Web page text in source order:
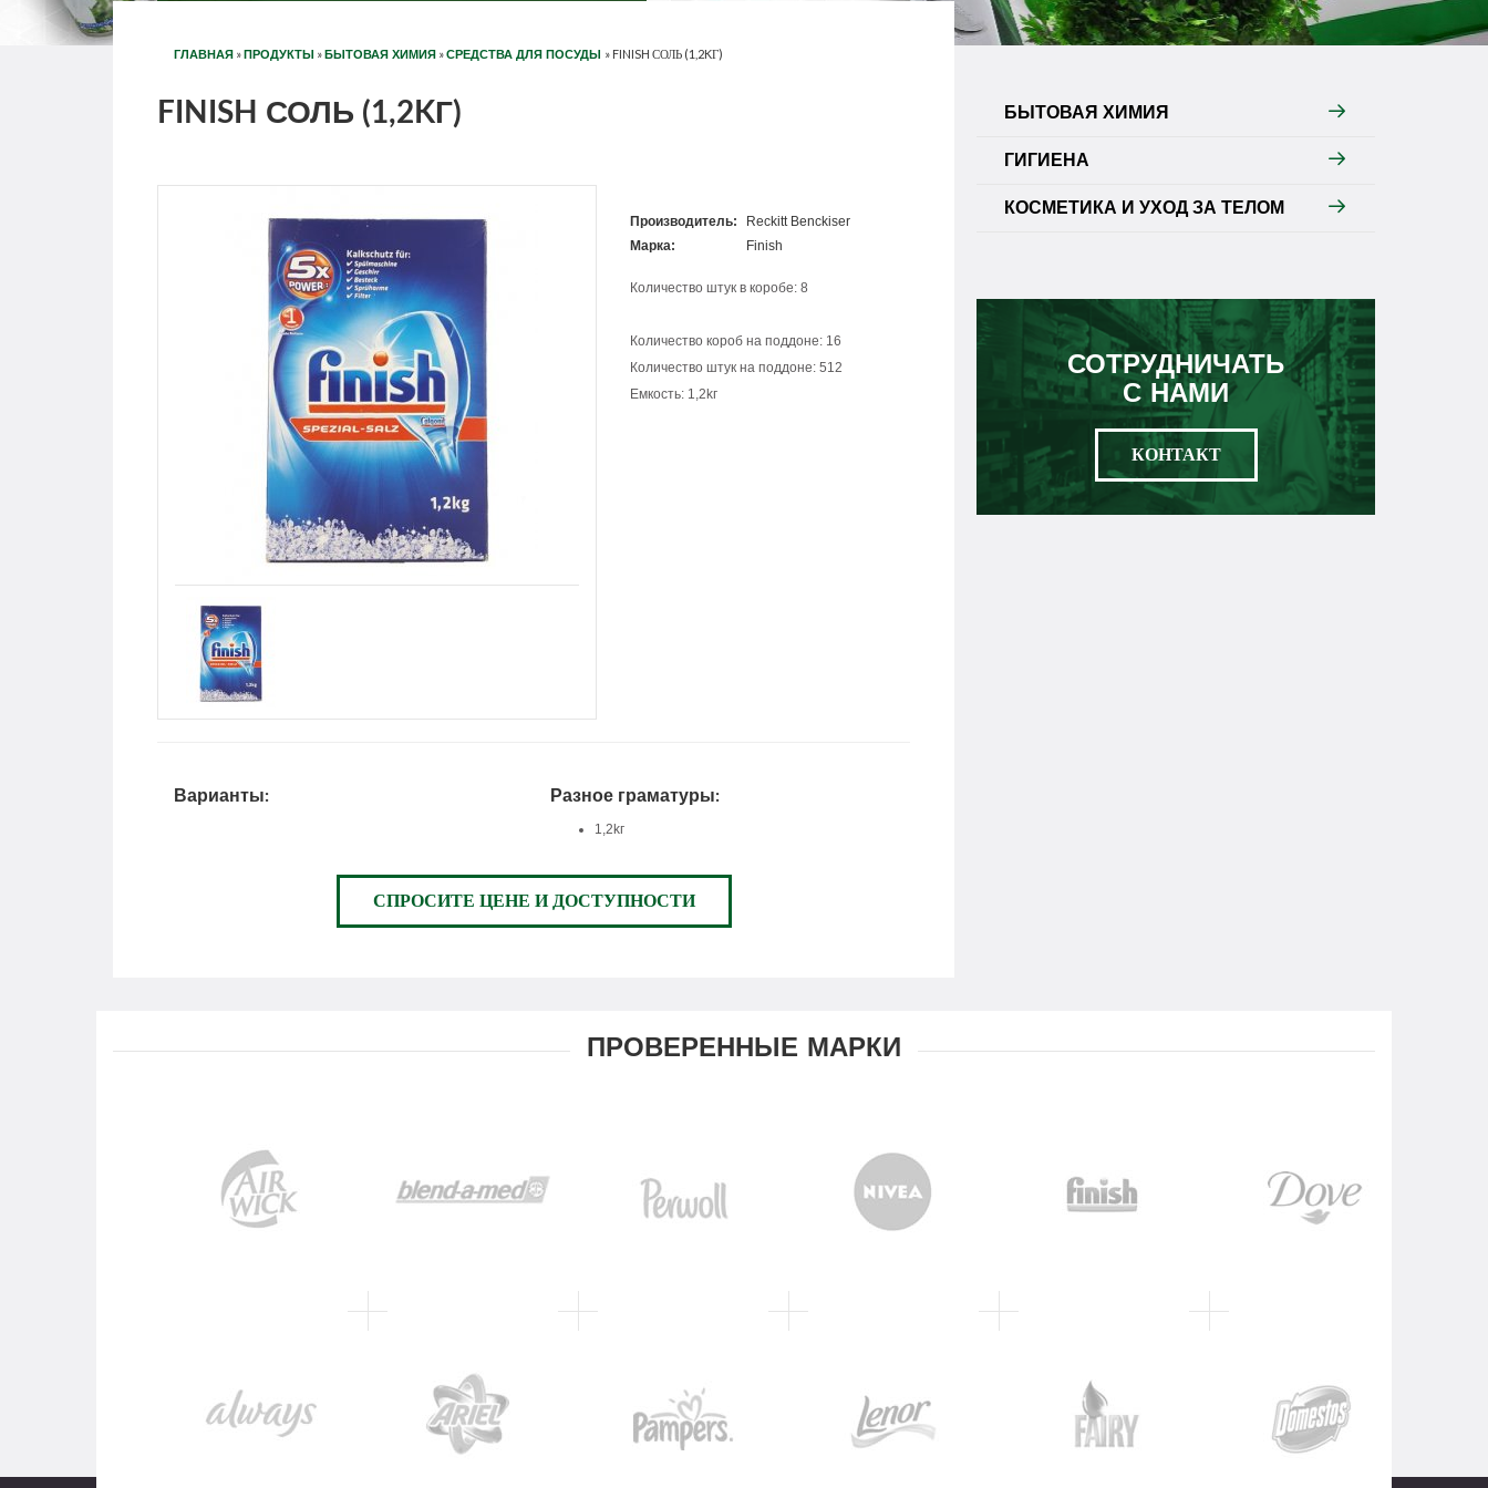
ГЛАВНАЯ »ПРОДУКТЫ »БЫТОВАЯ ХИМИЯ »СРЕДСТВА ДЛЯ ПОСУДЫ » FINISH СОЛЬ (1,2KГ)
FINISH СОЛЬ (1,2KГ)
Производитель:
Reckitt Benckiser
Марка:
Finish
Количество штук в коробе: 8
Количество короб на поддоне: 16
Количество штук на поддоне: 512
Емкость: 1,2kг
Варианты: Разное граматуры:
1,2kг
СПРОСИТЕ ЦЕНЕ И ДОСТУПНОСТИ
БЫТОВАЯ ХИМИЯ
ГИГИЕНА
КОСМЕТИКА И УХОД ЗА ТЕЛОМ
СОТРУДНИЧАТЬ
С НАМИ
КОНТАКТ
ПРОВЕРЕННЫЕ МАРКИ